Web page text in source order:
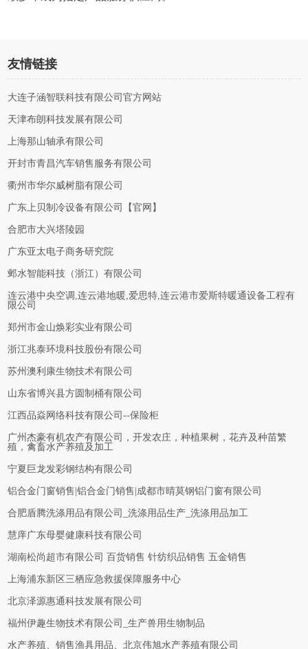
友情链接
大连子涵智联科技有限公司官方网站
天津布朗科技发展有限公司
上海那山轴承有限公司
开封市青昌汽车销售服务有限公司
衢州市华尔威树脂有限公司
广东上贝制冷设备有限公司【官网】
合肥市大兴塔陵园
广东亚太电子商务研究院
邺水智能科技（浙江）有限公司
连云港中央空调,连云港地暖,爱思特,连云港市爱斯特暖通设备工程有
限公司
郑州市金山焕彩实业有限公司
浙江兆泰环境科技股份有限公司
苏州澳利康生物技术有限公司
山东省博兴县方圆制桶有限公司
江西品焱网络科技有限公司--保险柜
广州杰豪有机农产有限公司，开发农庄，种植果树，花卉及种苗繁
殖，禽畜水产养殖及加工
宁夏巨龙发彩钢结构有限公司
铝合金门窗销售|铝合金门销售|成都市晴莫钢铝门窗有限公司
合肥盾腾洗涤用品有限公司_洗涤用品生产_洗涤用品加工
慧庠广东母婴健康科技有限公司
湖南松尚超市有限公司 百货销售 针纺织品销售 五金销售
上海浦东新区三栖应急救援保障服务中心
北京泽源惠通科技发展有限公司
福州伊趣生物技术有限公司_生产兽用生物制品
水产养殖、销售渔具用品、北京伟旭水产养殖有限公司